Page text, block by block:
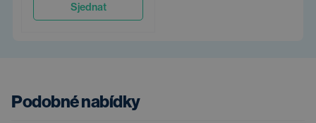
Sjednat
Podobné nabídky